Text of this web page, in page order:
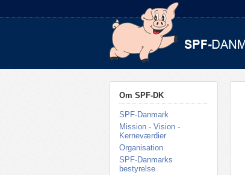
Om SPF-DK
SPF-Danmark
Mission - Vision -
Kerneværdier
Organisation
SPF-Danmarks
bestyrelse